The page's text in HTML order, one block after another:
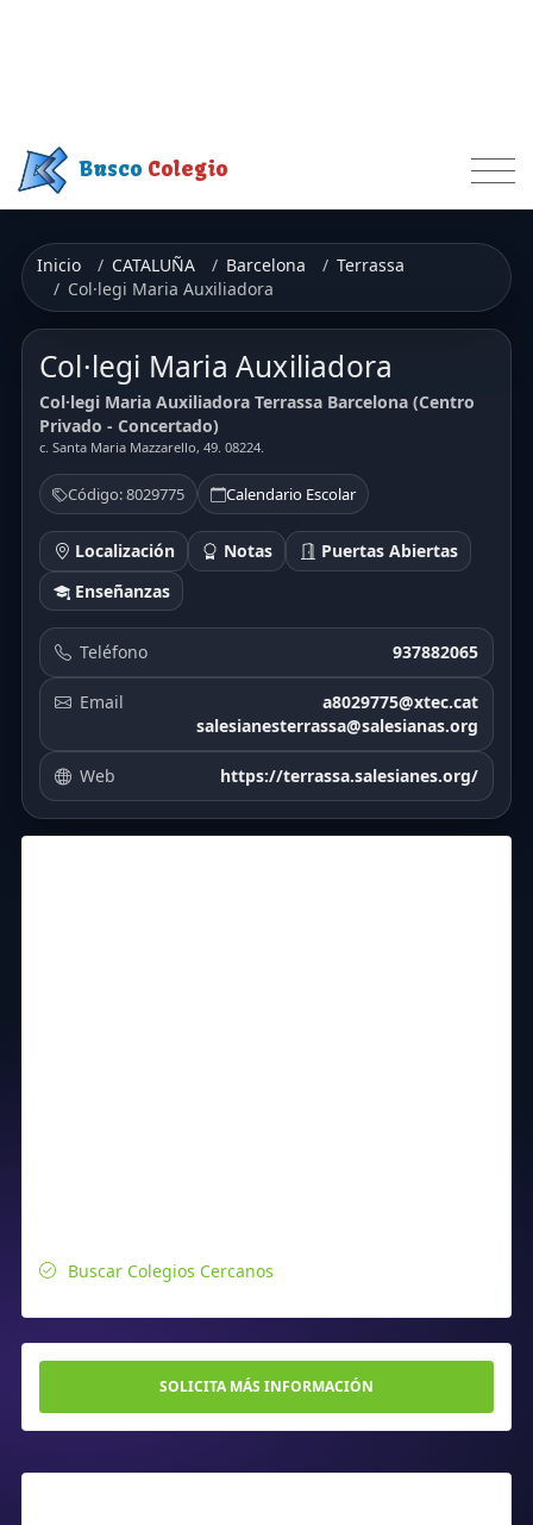
Busco Colegio
Inicio CATALUÑA Barcelona
Terrassa
Col·legi Maria Auxiliadora
Col·legi Maria Auxiliadora
Col·legi Maria Auxiliadora Terrassa Barcelona (Centro
Privado - Concertado)
c. Santa Maria Mazzarello, 49. 08224.
Código: 8029775 Calendario Escolar
Localización Notas
Puertas Abiertas
Enseñanzas
Teléfono 937882065
Email
a8029775@xtec.cat
salesianesterrassa@salesianas.org
Web https://terrassa.salesianes.org/
Buscar Colegios Cercanos
SOLICITA MÁS INFORMACIÓN